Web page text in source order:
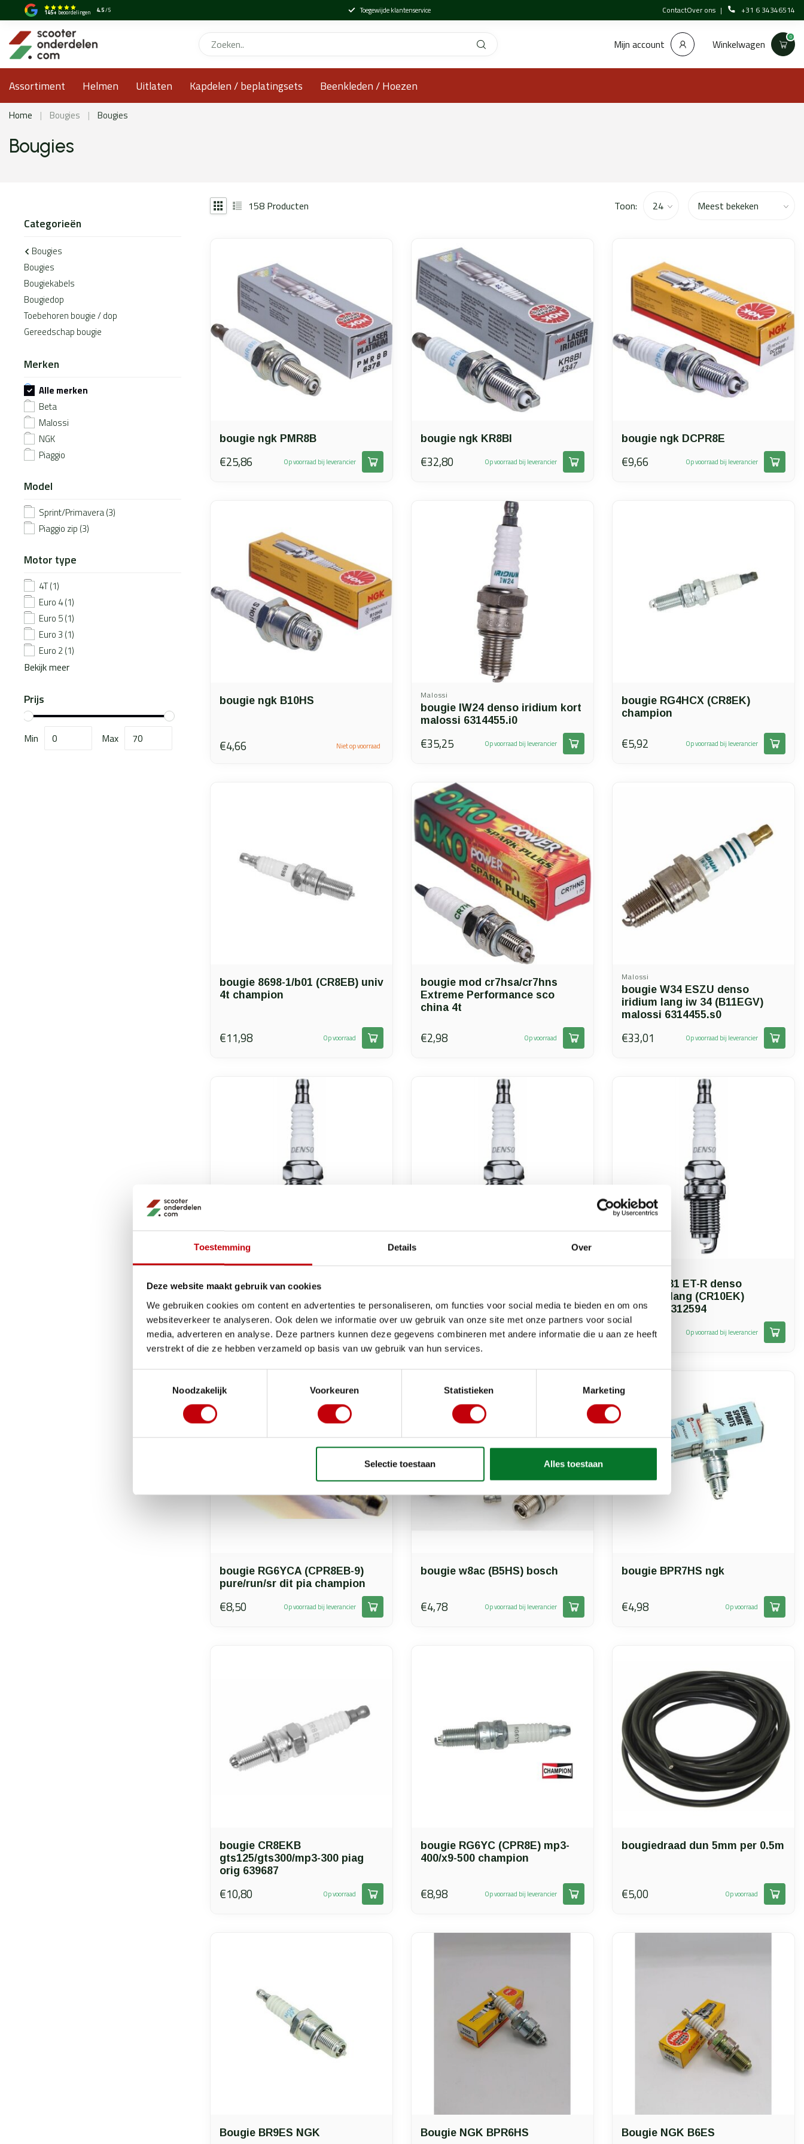
Toestemming Details Over
Deze website maakt gebruik van cookies
We gebruiken cookies om content en advertenties te personaliseren, om functies voor social media te bieden en om ons
websiteverkeer te analyseren. Ook delen we informatie over uw gebruik van onze site met onze partners voor social
media, adverteren en analyse. Deze partners kunnen deze gegevens combineren met andere informatie die u aan ze heeft
verstrekt of die ze hebben verzameld op basis van uw gebruik van hun services.
Noodzakelijk
Voorkeuren Statistieken Marketing
Selectie toestaan Alles toestaan
145+ beoordelingen 4.5/5 Toegewijde klantenservice ContactOver ons +31 6 34346514
Mijn account Winkelwagen 0
Assortiment Helmen Uitlaten Kapdelen / beplatingsets Beenkleden / Hoezen
Home | Bougies | Bougies
Bougies
Categorieën
Bougies
Bougies
Bougiekabels
Bougiedop
Toebehoren bougie / dop
Gereedschap bougie
Merken
Alle merken
Beta
Malossi
NGK
Piaggio
Model
Sprint/Primavera(3)
Piaggio zip (3)
Motor type
4T(1)
Euro 4(1)
Euro 5(1)
Euro 3 (1)
Euro 2(1)
Bekijk meer
Prijs
Min Max
158 Producten Toon:
bougie ngk PMR8B
€25,86 Op voorraad bij leverancier
bougie ngk KR8BI
€32,80 Op voorraad bij leverancier
bougie ngk DCPR8E
€9,66 Op voorraad bij leverancier
bougie ngk B10HS
€4,66 Niet op voorraad
Malossi
bougie IW24 denso iridium kort
malossi 6314455.i0
€35,25 Op voorraad bij leverancier
bougie RG4HCX (CR8EK)
champion
€5,92 Op voorraad bij leverancier
bougie 8698-1/b01 (CR8EB) univ
4t champion
€11,98 Op voorraad
bougie mod cr7hsa/cr7hns
Extreme Performance sco
china 4t
€2,98 Op voorraad
Malossi
bougie W34 ESZU denso
iridium lang iw 34 (B11EGV)
malossi 6314455.s0
€33,01 Op voorraad bij leverancier
bougie W31 ESZU denso
malossi 6314455.p0
€36,50 Op voorraad bij leverancier
6314454.l0
€37,75 Op voorraad bij leverancier
bougie U31 ET-R denso
platinum lang (CR10EK)
malossi 6312594
€23,62 Op voorraad bij leverancier
bougie RG6YCA (CPR8EB-9)
pure/run/sr dit pia champion
€8,50 Op voorraad bij leverancier
bougie w8ac (B5HS) bosch
€4,78 Op voorraad bij leverancier
bougie BPR7HS ngk
€4,98 Op voorraad
bougie CR8EKB
gts125/gts300/mp3-300 piag
orig 639687
€10,80 Op voorraad
bougie RG6YC (CPR8E) mp3-
400/x9-500 champion
€8,98 Op voorraad bij leverancier
bougiedraad dun 5mm per 0.5m
€5,00 Op voorraad
Bougie BR9ES NGK Bougie NGK BPR6HS Bougie NGK B6ES